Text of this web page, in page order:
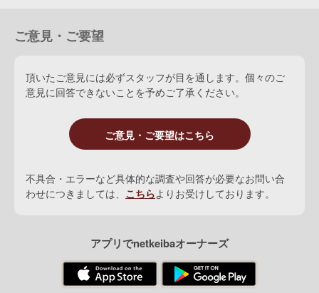
ご意見・ご要望
頂いたご意見には必ずスタッフが目を通します。個々のご
意見に回答できないことを予めご了承ください。
ご意見・ご要望はこちら
不具合・エラーなど具体的な調査や回答が必要なお問い合
わせにつきましては、 こちらよりお受けしております。
アプリでnetkeibaオーナーズ